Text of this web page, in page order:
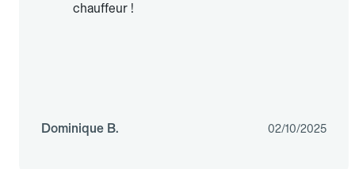
chauffeur !
Dominique B. 02/10/2025